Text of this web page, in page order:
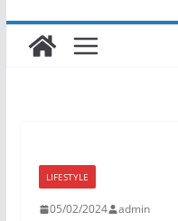
LIFESTYLE
05/02/2024 admin